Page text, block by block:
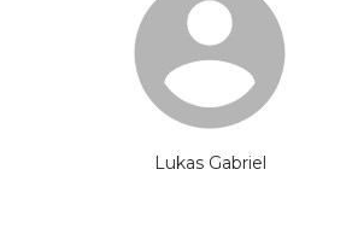
Lukas Gabriel